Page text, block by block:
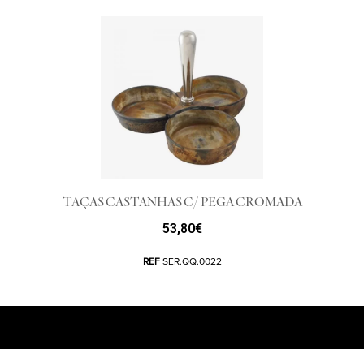
TAÇAS CASTANHAS C/ PEGA CROMADA
53,80€
REF SER.QQ.0022